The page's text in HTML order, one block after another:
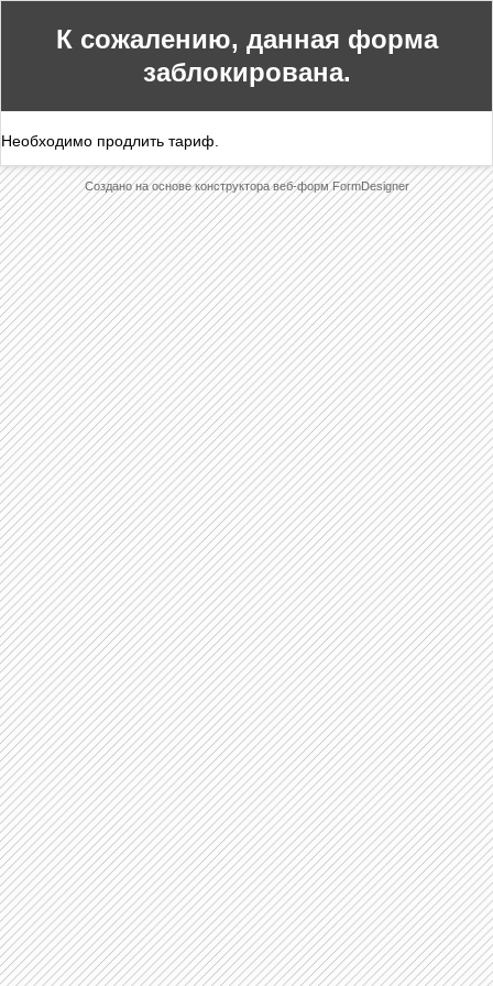
К сожалению, данная форма
заблокирована.
Необходимо продлить тариф.
Создано на основе конструктора веб-формFormDesigner